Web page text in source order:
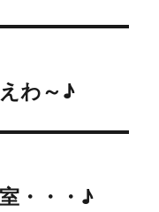
わ～♪
・・・♪